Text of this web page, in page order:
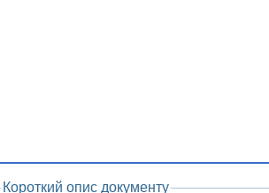
Короткий опис документу